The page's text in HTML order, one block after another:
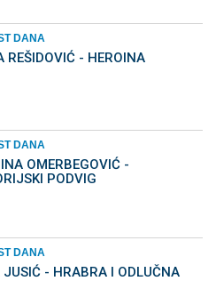
DANA
REŠIDOVIĆ - HEROINA
DANA
OMERBEGOVIĆ -
PODVIG
DANA
- HRABRA I ODLUČNA